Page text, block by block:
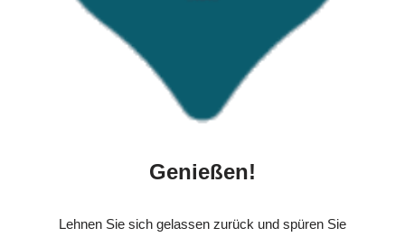
Genießen!
Lehnen Sie sich gelassen zurück und spüren Sie